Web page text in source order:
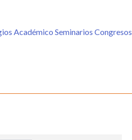
Académico Seminarios Congresos